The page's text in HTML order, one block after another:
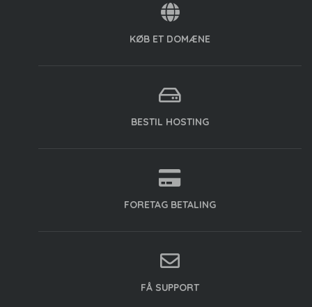
KØB ET DOMÆNE
BESTIL HOSTING
FORETAG BETALING
FÅ SUPPORT